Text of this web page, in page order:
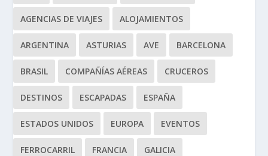
AGENCIAS DE VIAJES ALOJAMIENTOS
ARGENTINA ASTURIAS AVE BARCELONA
BRASIL COMPAÑÍAS AÉREAS CRUCEROS
DESTINOS ESCAPADAS ESPAÑA
ESTADOS UNIDOS EUROPA EVENTOS
FERROCARRIL FRANCIA GALICIA